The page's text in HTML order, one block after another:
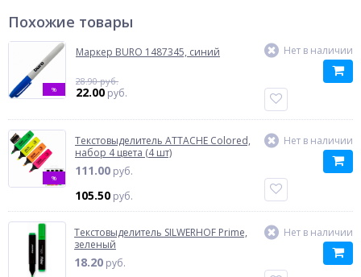
Похожие товары
%
Маркер BURO 1487345, синий
28.90 руб.
22.00 руб.
Нет в наличии
%
Текстовыделитель ATTACHE Colored,
набор 4 цвета (4 шт)
111.00 руб.
105.50 руб.
Нет в наличии
Текстовыделитель SILWERHOF Prime,
зеленый
18.20 руб.
Нет в наличии